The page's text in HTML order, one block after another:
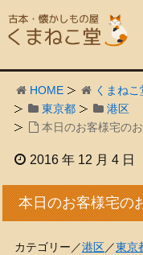
HOME くまね
東京都
港区
本日のお客様宅の
2016 年 12 月 4 日
本日のお客様宅の
カテゴリー／港区／東京